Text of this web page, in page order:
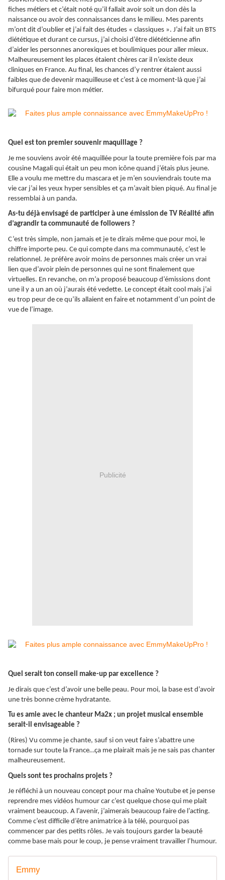
fiches métiers et c’était noté qu’il fallait avoir soit un don dès la
naissance ou avoir des connaissances dans le milieu. Mes parents
m’ont dit d’oublier et j’ai fait des études « classiques ». J’ai fait un BTS
diététique et durant ce cursus, j’ai choisi d’être diététicienne afin
d’aider les personnes anorexiques et boulimiques pour aller mieux.
Malheureusement les places étaient chères car il n’existe deux
cliniques en France. Au final, les chances d’y rentrer étaient aussi
faibles que de devenir maquilleuse et c’est à ce moment-là que j’ai
bifurqué pour faire mon métier.
Quel est ton premier souvenir maquillage ?
Je me souviens avoir été maquillée pour la toute première fois par ma
cousine Magali qui était un peu mon icône quand j’étais plus jeune.
Elle a voulu me mettre du mascara et je m’en souviendrais toute ma
vie car j’ai les yeux hyper sensibles et ça m’avait bien piqué. Au final je
ressemblai à un panda.
As-tu déjà envisagé de participer à une émission de TV Réalité afin
d’agrandir ta communauté de followers ?
C’est très simple, non jamais et je te dirais même que pour moi, le
chiffre importe peu. Ce qui compte dans ma communauté, c’est le
relationnel. Je préfère avoir moins de personnes mais créer un vrai
lien que d’avoir plein de personnes qui ne sont finalement que
virtuelles. En revanche, on m’a proposé beaucoup d’émissions dont
une il y a un an où j’aurais été vedette. Le concept était cool mais j’ai
eu trop peur de ce qu’ils allaient en faire et notamment d’un point de
vue de l’image.
Publicité
Quel serait ton conseil make-up par excellence ?
Je dirais que c’est d’avoir une belle peau. Pour moi, la base est d’avoir
une très bonne crème hydratante.
Tu es amie avec le chanteur Ma2x ; un projet musical ensemble
serait-il envisageable ?
(Rires) Vu comme je chante, sauf si on veut faire s’abattre une
tornade sur toute la France…ça me plairait mais je ne sais pas chanter
malheureusement.
Quels sont tes prochains projets ?
Je réfléchi à un nouveau concept pour ma chaîne Youtube et je pense
reprendre mes vidéos humour car c’est quelque chose qui me plait
vraiment beaucoup. A l’avenir, j’aimerais beaucoup faire de l’acting.
Comme c’est difficile d’être animatrice à la télé, pourquoi pas
commencer par des petits rôles. Je vais toujours garder la beauté
comme base mais pour le coup, je pense vraiment travailler l’humour.
Emmy